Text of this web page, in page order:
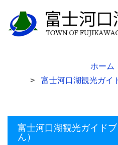
ホーム
富士河口湖観光ガイ
富士河口湖観光ガイド
ん）